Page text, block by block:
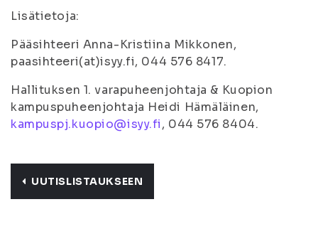
Lisätietoja:
Pääsihteeri Anna-Kristiina Mikkonen,
paasihteeri(at)isyy.fi, 044 576 8417.
Hallituksen 1. varapuheenjohtaja & Kuopion
kampuspuheenjohtaja Heidi Hämäläinen,
kampuspj.kuopio@isyy.fi, 044 576 8404.
UUTISLISTAUKSEEN